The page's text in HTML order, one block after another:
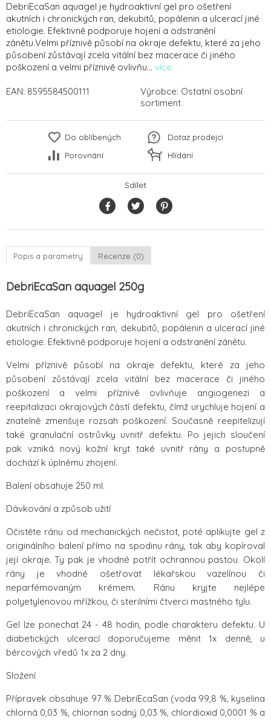
DebriEcaSan aquagel je hydroaktivní gel pro ošetření
akutních i chronických ran, dekubitů, popálenin a ulcerací jiné
etiologie. Efektivně podporuje hojení a odstranění
zánětu.Velmi příznivě působí na okraje defektu, které za jeho
působení zůstávají zcela vitální bez macerace či jiného
poškození a velmi příznivě ovlivňu... více
EAN: 8595584500111 Výrobce: Ostatní osobní
sortiment
Do oblíbených
Porovnání
Dotaz prodejci
Hlídání
Sdílet
Popis a parametry Recenze (0)
DebriEcaSan aquagel 250g
DebriEcaSan aquagel je hydroaktivní gel pro ošetření
akutních i chronických ran, dekubitů, popálenin a ulcerací jiné
etiologie. Efektivně podporuje hojení a odstranění zánětu.
Velmi příznivě působí na okraje defektu, které za jeho
působení zůstávají zcela vitální bez macerace či jiného
poškození a velmi příznivě ovlivňuje angiogenezi a
reepitalizaci okrajových částí defektu, čímž urychluje hojení a
znatelně zmenšuje rozsah poškození. Současně reepitelizují
také granulační ostrůvky uvnitř defektu. Po jejich sloučení
pak vzniká nový kožní kryt také uvnitř rány a postupně
dochází k úplnému zhojení.
Balení obsahuje 250 ml.
Dávkování a způsob užití
Očistěte ránu od mechanických nečistot, poté aplikujte gel z
originálního balení přímo na spodinu rány, tak aby kopíroval
její okraje. Ty pak je vhodné potřít ochrannou pastou. Okolí
rány je vhodné ošetřovat lékařskou vazelínou či
neparfémovaným krémem. Ránu kryjte nejlépe
polyetylenovou mřížkou, či sterilními čtverci mastného tylu.
Gel lze ponechat 24 - 48 hodin, podle charakteru defektu. U
diabetických ulcerací doporučujeme měnit 1x denně, u
bércových vředů 1x za 2 dny.
Složení
Přípravek obsahuje 97 % DebriEcaSan (voda 99,8 %, kyselina
chlorná 0,03 %, chlornan sodný 0,03 %, chlordioxid 0,0001 % a